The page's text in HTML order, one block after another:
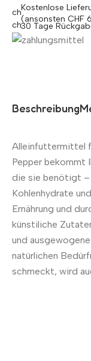
Kostenlose
(ansonsten CHF
30 Tage
Beschreibung
Alleinfuttermittel
Pepper bekommt
die sie benötigt –
Kohlenhydrate
Ernährung und
künstiliche
und
natürlichen
schmeckt, wird